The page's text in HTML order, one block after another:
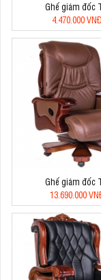
Ghế giám đốc
4.470.000 VNĐ
Ghế giám đốc
13.690.000